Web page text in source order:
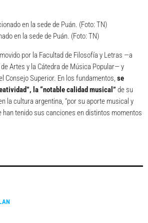
en la sede de Puán. (Foto: TN)
por la Facultad de Filosofía y Letras —a
Artes y la Cátedra de Música Popular— y
Consejo Superior. En los fundamentos, se
la “notable calidad musical” de su
la cultura argentina, “por su aporte musical y
han tenido sus canciones en distintos momentos